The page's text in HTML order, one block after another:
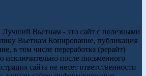
Лучший Вьетнам - это сайт с полезными
Вьетнам Копирование, публикация
в том числе переработка (рерайт)
исключительно после письменного
сайта не несет ответственности